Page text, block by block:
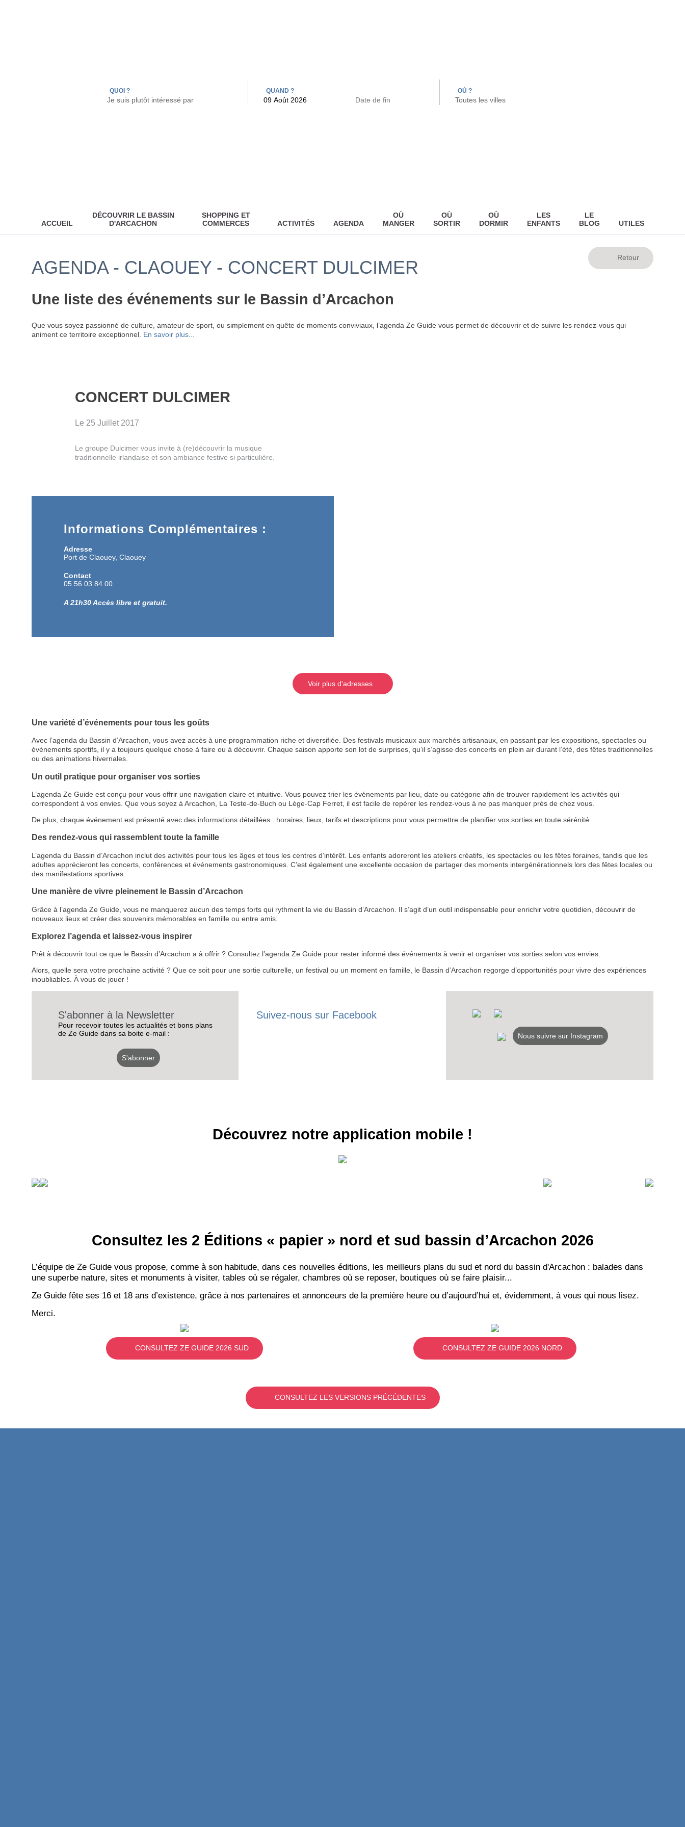
RECEVEZ
LES
INSCRIPTION NEWSLETTER
QUOI ? QUAND ? OÙ ?
ACCUEIL
DÉCOUVRIR LE BASSIN
D'ARCACHON
SHOPPING ET
COMMERCES
ACTIVITÉS AGENDA
OÙ
MANGER
OÙ
SORTIR
OÙ
DORMIR
LES
ENFANTS
LE
BLOG
UTILES
AGENDA - CLAOUEY - CONCERT DULCIMER
Une liste des événements sur le Bassin d’Arcachon
Que vous soyez passionné de culture, amateur de sport, ou simplement en quête de moments conviviaux, l’agenda Ze Guide vous permet de découvrir et de suivre les rendez-vous qui
animent ce territoire exceptionnel. En savoir plus...
CONCERT DULCIMER
Le 25 Juillet 2017
Le groupe Dulcimer vous invite à (re)découvrir la musique
traditionnelle irlandaise et son ambiance festive si particulière.
Informations Complémentaires :
Adresse
Port de Claouey, Claouey
Contact
05 56 03 84 00
A 21h30 Accès libre et gratuit.
Voir plus d'adresses
Une variété d’événements pour tous les goûts
Avec l’agenda du Bassin d’Arcachon, vous avez accès à une programmation riche et diversifiée. Des festivals musicaux aux marchés artisanaux, en passant par les expositions, spectacles ou
événements sportifs, il y a toujours quelque chose à faire ou à découvrir. Chaque saison apporte son lot de surprises, qu’il s’agisse des concerts en plein air durant l’été, des fêtes traditionnelles
ou des animations hivernales.
Un outil pratique pour organiser vos sorties
L’agenda Ze Guide est conçu pour vous offrir une navigation claire et intuitive. Vous pouvez trier les événements par lieu, date ou catégorie afin de trouver rapidement les activités qui
correspondent à vos envies. Que vous soyez à Arcachon, La Teste-de-Buch ou Lège-Cap Ferret, il est facile de repérer les rendez-vous à ne pas manquer près de chez vous.
De plus, chaque événement est présenté avec des informations détaillées : horaires, lieux, tarifs et descriptions pour vous permettre de planifier vos sorties en toute sérénité.
Des rendez-vous qui rassemblent toute la famille
L’agenda du Bassin d’Arcachon inclut des activités pour tous les âges et tous les centres d’intérêt. Les enfants adoreront les ateliers créatifs, les spectacles ou les fêtes foraines, tandis que les
adultes apprécieront les concerts, conférences et événements gastronomiques. C’est également une excellente occasion de partager des moments intergénérationnels lors des fêtes locales ou
des manifestations sportives.
Une manière de vivre pleinement le Bassin d’Arcachon
Grâce à l’agenda Ze Guide, vous ne manquerez aucun des temps forts qui rythment la vie du Bassin d’Arcachon. Il s’agit d’un outil indispensable pour enrichir votre quotidien, découvrir de
nouveaux lieux et créer des souvenirs mémorables en famille ou entre amis.
Explorez l’agenda et laissez-vous inspirer
Prêt à découvrir tout ce que le Bassin d’Arcachon a à offrir ? Consultez l’agenda Ze Guide pour rester informé des événements à venir et organiser vos sorties selon vos envies.
Alors, quelle sera votre prochaine activité ? Que ce soit pour une sortie culturelle, un festival ou un moment en famille, le Bassin d’Arcachon regorge d’opportunités pour vivre des expériences
inoubliables. À vous de jouer !
S'abonner à la Newsletter
Pour recevoir toutes les actualités et bons plans
de Ze Guide dans sa boite e-mail :
S'abonner
Suivez-nous sur Facebook
Nous suivre sur Instagram
Découvrez notre application mobile !
Consultez les 2 Éditions « papier » nord et sud bassin d’Arcachon 2026
L’équipe de Ze Guide vous propose, comme à son habitude, dans ces nouvelles éditions, les meilleurs plans du sud et nord du bassin d'Arcachon : balades dans
une superbe nature, sites et monuments à visiter, tables où se régaler, chambres où se reposer, boutiques où se faire plaisir...
Ze Guide fête ses 16 et 18 ans d’existence, grâce à nos partenaires et annonceurs de la première heure ou d’aujourd’hui et, évidemment, à vous qui nous lisez.
Merci.
CONSULTEZ ZE GUIDE 2026 SUD CONSULTEZ ZE GUIDE 2026 NORD
CONSULTEZ LES VERSIONS PRÉCÉDENTES